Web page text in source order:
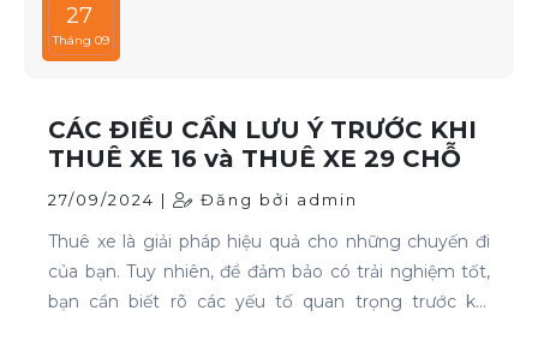
27
Tháng 09
CÁC ĐIỀU CẦN LƯU Ý TRƯỚC KHI
THUÊ XE 16 và THUÊ XE 29 CHỖ
27/09/2024 | Đăng bởi admin
Thuê xe là giải pháp hiệu quả cho những chuyến đi
của bạn. Tuy nhiên, để đảm bảo có trải nghiệm tốt,
bạn cần biết rõ các yếu tố quan trọng trước khi